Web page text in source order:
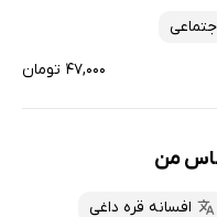
۴۷,۰۰۰ تومان
من
افسانه قره داغی